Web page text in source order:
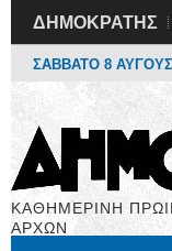
ΔΗΜΟΚΡΑΤΗΣ
ΣΑΒΒΑΤΟ 8
ΚΑΘΗΜΕΡΙΝΗ
ΑΡΧΩΝ